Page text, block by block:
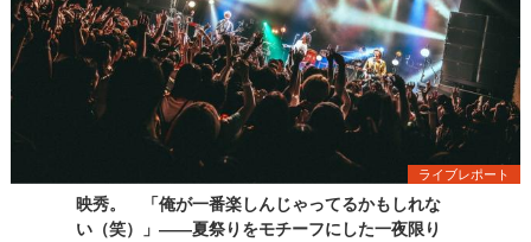
ライブレポート
映秀。 「俺が一番楽しんじゃってるかもしれな
い（笑）」――夏祭りをモチーフにした一夜限り